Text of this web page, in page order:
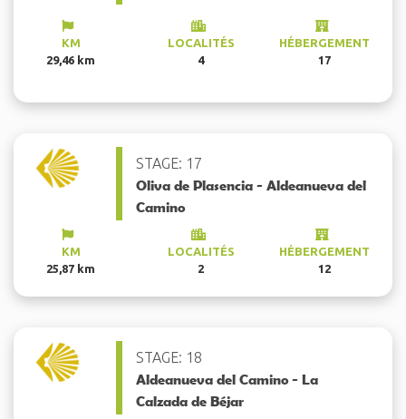
KM
29,46 km
LOCALITÉS
4
HÉBERGEMENT
17
STAGE: 17
Oliva de Plasencia - Aldeanueva del
Camino
KM
25,87 km
LOCALITÉS
2
HÉBERGEMENT
12
STAGE: 18
Aldeanueva del Camino - La
Calzada de Béjar